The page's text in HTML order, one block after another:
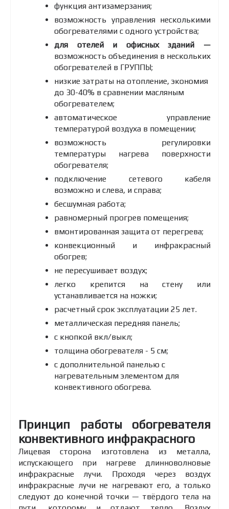
функция антизамерзания;
возможность управления несколькими
обогревателями с одного устройства;
для отелей и офисных зданий —
возможность объединения в нескольких
обогревателей в ГРУППЫ;
низкие затраты на отопление, экономия
до 30-40% в сравнении масляным
обогревателем;
автоматическое управление
температурой воздуха в помещении;
возможность регулировки
температуры нагрева поверхности
обогревателя;
подключение сетевого кабеля
возможно и слева, и справа;
бесшумная работа;
равномерный прогрев помещения;
вмонтированная защита от перегрева;
конвекционный и инфракрасный
обогрев;
не пересушивает воздух;
легко крепится на стену или
устанавливается на ножки;
расчетный срок эксплуатации 25 лет.
металлическая передняя панель;
с кнопкой вкл/выкл;
толщина обогревателя - 5 см;
с дополнительной панелью c
нагревательным элементом для
конвективного обогрева.
Принцип работы обогревателя
конвективного инфракрасного
Лицевая сторона изготовлена из металла,
испускающего при нагреве длинноволновые
инфракрасные лучи. Проходя через воздух
инфракрасные лучи не нагревают его, а только
следуют до конечной точки — твёрдого тела на